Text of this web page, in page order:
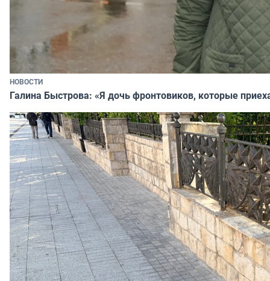
НОВОСТИ
Галина Быстрова: «Я дочь фронтовиков, которые